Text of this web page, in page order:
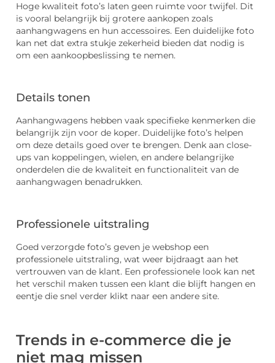
Hoge kwaliteit foto’s laten geen ruimte voor twijfel. Dit
is vooral belangrijk bij grotere aankopen zoals
aanhangwagens en hun accessoires. Een duidelijke foto
kan net dat extra stukje zekerheid bieden dat nodig is
om een aankoopbeslissing te nemen.
Details tonen
Aanhangwagens hebben vaak specifieke kenmerken die
belangrijk zijn voor de koper. Duidelijke foto’s helpen
om deze details goed over te brengen. Denk aan close-
ups van koppelingen, wielen, en andere belangrijke
onderdelen die de kwaliteit en functionaliteit van de
aanhangwagen benadrukken.
Professionele uitstraling
Goed verzorgde foto’s geven je webshop een
professionele uitstraling, wat weer bijdraagt aan het
vertrouwen van de klant. Een professionele look kan net
het verschil maken tussen een klant die blijft hangen en
eentje die snel verder klikt naar een andere site.
Trends in e-commerce die je
niet mag missen